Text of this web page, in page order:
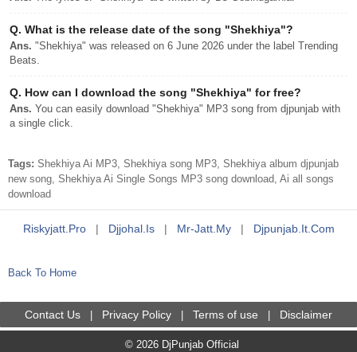
Q. What is the release date of the song "Shekhiya"?
Ans. "Shekhiya" was released on 6 June 2026 under the label Trending
Beats.
Q. How can I download the song "Shekhiya" for free?
Ans. You can easily download "Shekhiya" MP3 song from djpunjab with
a single click.
Tags: Shekhiya Ai MP3, Shekhiya song MP3, Shekhiya album djpunjab
new song, Shekhiya Ai Single Songs MP3 song download, Ai all songs
download
Riskyjatt.pro | Djjohal.is | Mr-Jatt.my | Djpunjab.it.com
Back To Home
Contact Us Privacy Policy Terms of use Disclaimer
© 2026 DjPunjab Official